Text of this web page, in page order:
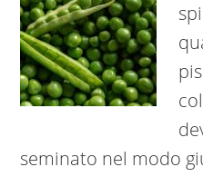
seminato nel modo